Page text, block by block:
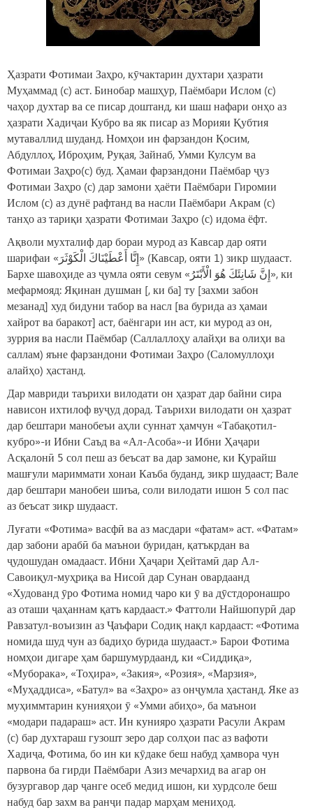
Ҳазрати Фотимаи Заҳро, кӯчактарин духтари ҳазрати
Муҳаммад (с) аст. Бинобар машҳур, Паёмбари Ислом (с)
чаҳор духтар ва се писар доштанд, ки шаш нафари онҳо аз
ҳазрати Хадиҷаи Кубро ва як писар аз Морияи Қубтия
мутаваллид шуданд. Номҳои ин фарзандон Қосим,
Абдуллоҳ, Иброҳим, Руқая, Зайнаб, Умми Кулсум ва
Фотимаи Заҳро(с) буд. Ҳамаи фарзандони Паёмбар ҷуз
Фотимаи Заҳро (с) дар замони ҳаёти Паёмбари Гиромии
Ислом (с) аз дунё рафтанд ва насли Паёмбари Акрам (с)
танҳо аз тариқи ҳазрати Фотимаи Заҳро (с) идома ёфт.
Ақволи мухталиф дар бораи мурод аз Кавсар дар ояти
шарифаи «إِنَّا أَعْطَيْنَاكَ الْكَوْثَرَ» (Кавсар, ояти 1) зикр шудааст.
Бархе шавоҳиде аз ҷумла ояти севум «إِنَّ شَانِئَكَ هُوَ الْأَبْتَرُ», ки
мефармояд: Яқинан душман [, ки ба] ту [захми забон
мезанад] худ бидуни табор ва насл [ва бурида аз ҳамаи
хайрот ва баракот] аст, баёнгари ин аст, ки мурод аз он,
зуррия ва насли Паёмбар (Саллаллоҳу алайҳи ва олиҳи ва
саллам) яъне фарзандони Фотимаи Заҳро (Саломуллоҳи
алайҳо) ҳастанд.
Дар мавриди таърихи вилодати он ҳазрат дар байни сира
нависон ихтилоф вуҷуд дорад. Таърихи вилодати он ҳазрат
дар бештари манобеъи аҳли суннат ҳамчун «Табақотил-
кубро»-и Ибни Саъд ва «Ал-Асоба»-и Ибни Ҳаҷари
Асқалонӣ 5 сол пеш аз беъсат ва дар замоне, ки Қурайш
машғули мариммати хонаи Каъба буданд, зикр шудааст; Вале
дар бештари манобеи шиъа, соли вилодати ишон 5 сол пас
аз беъсат зикр шудааст.
Луғати «Фотима» васфӣ ва аз масдари «фатам» аст. «Фатам»
дар забони арабӣ ба маънои буридан, қатъкрдан ва
ҷудошудан омадааст. Ибни Ҳаҷари Ҳейтамӣ дар Ал-
Савоиқул-муҳриқа ва Нисоӣ дар Сунан овардаанд
«Худованд ӯро Фотима номид чаро ки ӯ ва дӯстдоронашро
аз оташи ҷаҳаннам қатъ кардааст.» Фаттоли Найшопурӣ дар
Равзатул-воъизин аз Ҷаъфари Содиқ нақл кардааст: «Фотима
номида шуд чун аз бадиҳо бурида шудааст.» Барои Фотима
номҳои дигаре ҳам баршумурдаанд, ки «Сиддиқа»,
«Муборака», «Тоҳира», «Закия», «Розия», «Марзия»,
«Муҳаддиса», «Батул» ва «Заҳро» аз онҷумла ҳастанд. Яке аз
муҳиммтарин кунияҳои ӯ «Умми абиҳо», ба маънои
«модари падараш» аст. Ин кунияро ҳазрати Расули Акрам
(с) бар духтараш гузошт зеро дар солҳои пас аз вафоти
Хадиҷа, Фотима, бо ин ки кӯдаке беш набуд ҳамвора чун
парвона ба гирди Паёмбари Азиз мечархид ва агар он
бузургавор дар ҷанге осеб медид ишон, ки хурдсоле беш
набуд бар захм ва ранҷи падар марҳам мениҳод.